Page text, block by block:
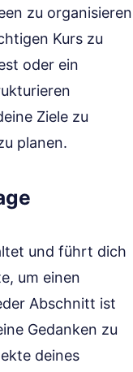
zu organisieren
Kurs zu
oder ein
Ziele zu
planen.
und führt dich
um einen
Abschnitt ist
Gedanken zu
deines